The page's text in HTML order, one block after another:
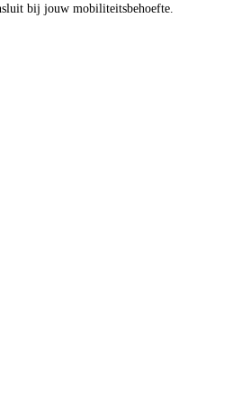
bij jouw mobiliteitsbehoefte.